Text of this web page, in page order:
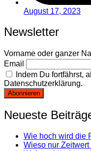
August 17, 2023
Newsletter
Vorname oder ganzer
Email
Indem Du fortfährst,
Datenschutzerklärung.
Neueste
Wie hoch wird die
Wieso nur